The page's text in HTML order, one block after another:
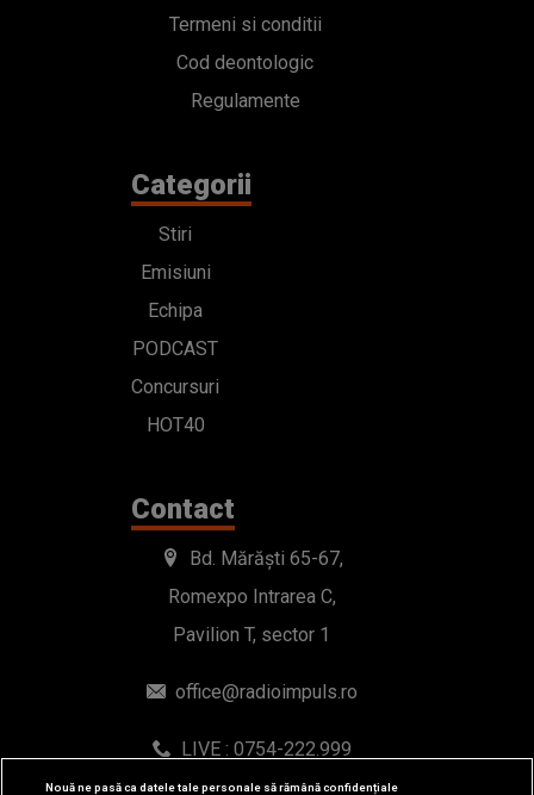
Termeni si conditii
Cod deontologic
Regulamente
Categorii
Stiri
Emisiuni
Echipa
PODCAST
Concursuri
HOT40
Contact
Bd. Mărăști 65-67,
Romexpo Intrarea C,
Pavilion T, sector 1
office@radioimpuls.ro
LIVE : 0754-222.999
WhatsApp: 0754-222.999
Nouă ne pasă ca datele tale personale să rămână confidențiale